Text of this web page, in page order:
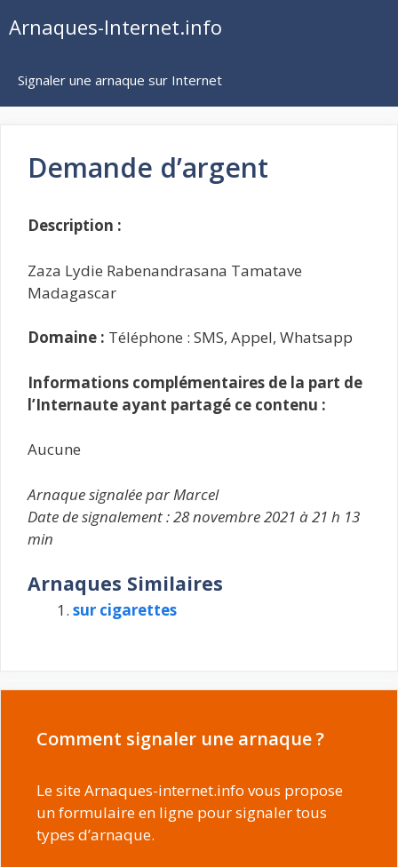
auArnaques-Internet.info
Signaler une arnaque sur Internet
Demande d’argent
Description :
Zaza Lydie Rabenandrasana Tamatave
Madagascar
Domaine : Téléphone : SMS, Appel, Whatsapp
Informations complémentaires de la part de
l’Internaute ayant partagé ce contenu :
Aucune
Arnaque signalée par Marcel
Date de signalement : 28 novembre 2021 à 21 h 13
min
Arnaques Similaires
sur cigarettes
Comment signaler une arnaque ?
Le site Arnaques-internet.info vous propose
un formulaire en ligne pour signaler tous
types d’arnaque.